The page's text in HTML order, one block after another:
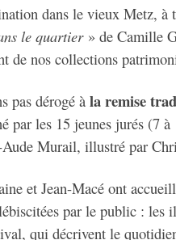
dans le vieux Metz, à
le quartier» de Camille
de nos collections
pas dérogé à la remise
par les 15 jeunes jurés (7
Murail, illustré par
et Jean-Macé ont
par le public : les
qui décrivent le